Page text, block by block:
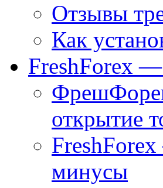
Отзывы
Как
FreshForex —
открытие
минусы